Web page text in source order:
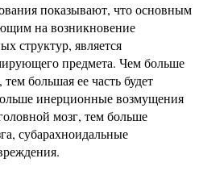
показывают, что основным
на возникновение
структур, является
предмета. Чем больше
большая ее часть будет
инерционные возмущения
мозг, тем больше
субарахноидальные